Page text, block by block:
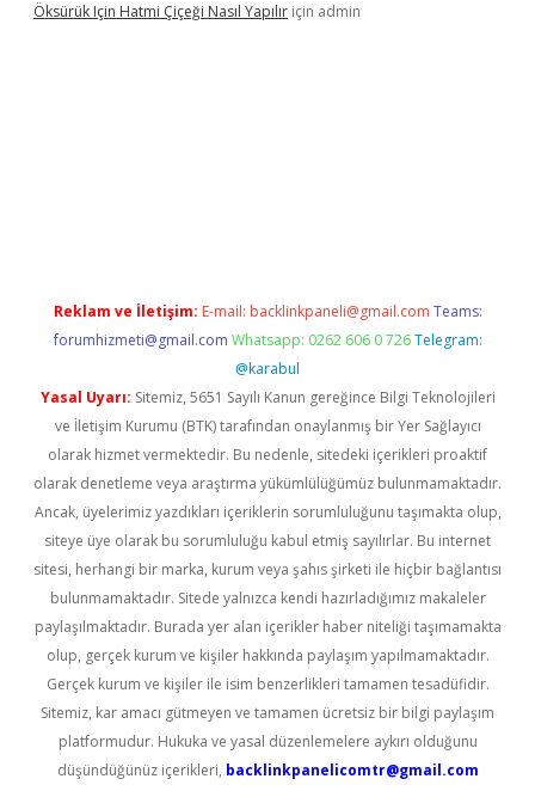
Öksürük Için Hatmi Çiçeği Nasıl Yapılır için admin
Reklam ve İletişim: E-mail: backlinkpaneli@gmail.com Teams:
forumhizmeti@gmail.com Whatsapp: 0262 606 0 726 Telegram:
@karabul
Yasal Uyarı: Sitemiz, 5651 Sayılı Kanun gereğince Bilgi Teknolojileri
ve İletişim Kurumu (BTK) tarafından onaylanmış bir Yer Sağlayıcı
olarak hizmet vermektedir. Bu nedenle, sitedeki içerikleri proaktif
olarak denetleme veya araştırma yükümlülüğümüz bulunmamaktadır.
Ancak, üyelerimiz yazdıkları içeriklerin sorumluluğunu taşımakta olup,
siteye üye olarak bu sorumluluğu kabul etmiş sayılırlar. Bu internet
sitesi, herhangi bir marka, kurum veya şahıs şirketi ile hiçbir bağlantısı
bulunmamaktadır. Sitede yalnızca kendi hazırladığımız makaleler
paylaşılmaktadır. Burada yer alan içerikler haber niteliği taşımamakta
olup, gerçek kurum ve kişiler hakkında paylaşım yapılmamaktadır.
Gerçek kurum ve kişiler ile isim benzerlikleri tamamen tesadüfidir.
Sitemiz, kar amacı gütmeyen ve tamamen ücretsiz bir bilgi paylaşım
platformudur. Hukuka ve yasal düzenlemelere aykırı olduğunu
düşündüğünüz içerikleri, backlinkpanelicomtr@gmail.com